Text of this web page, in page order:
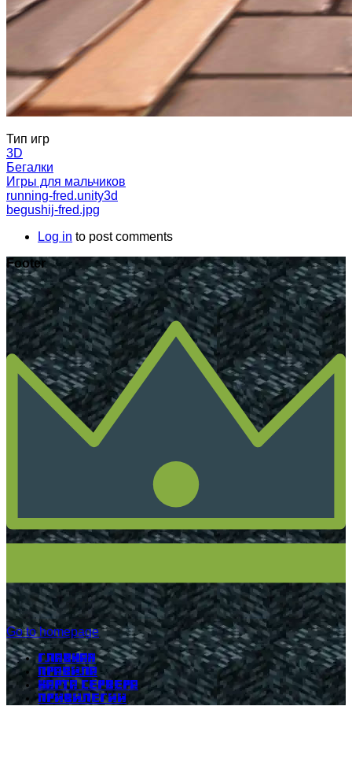
Тип игр
3D
Бегалки
Игры для мальчиков
running-fred.unity3d
begushij-fred.jpg
Log in to post comments
Footer
Go to homepage
Главная
Правила
Карта сервера
Привилегии